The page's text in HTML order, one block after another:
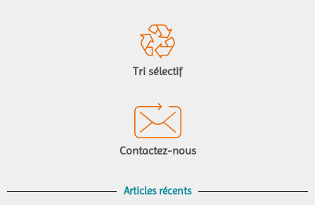
Tri sélectif
Contactez-nous
Articles récents